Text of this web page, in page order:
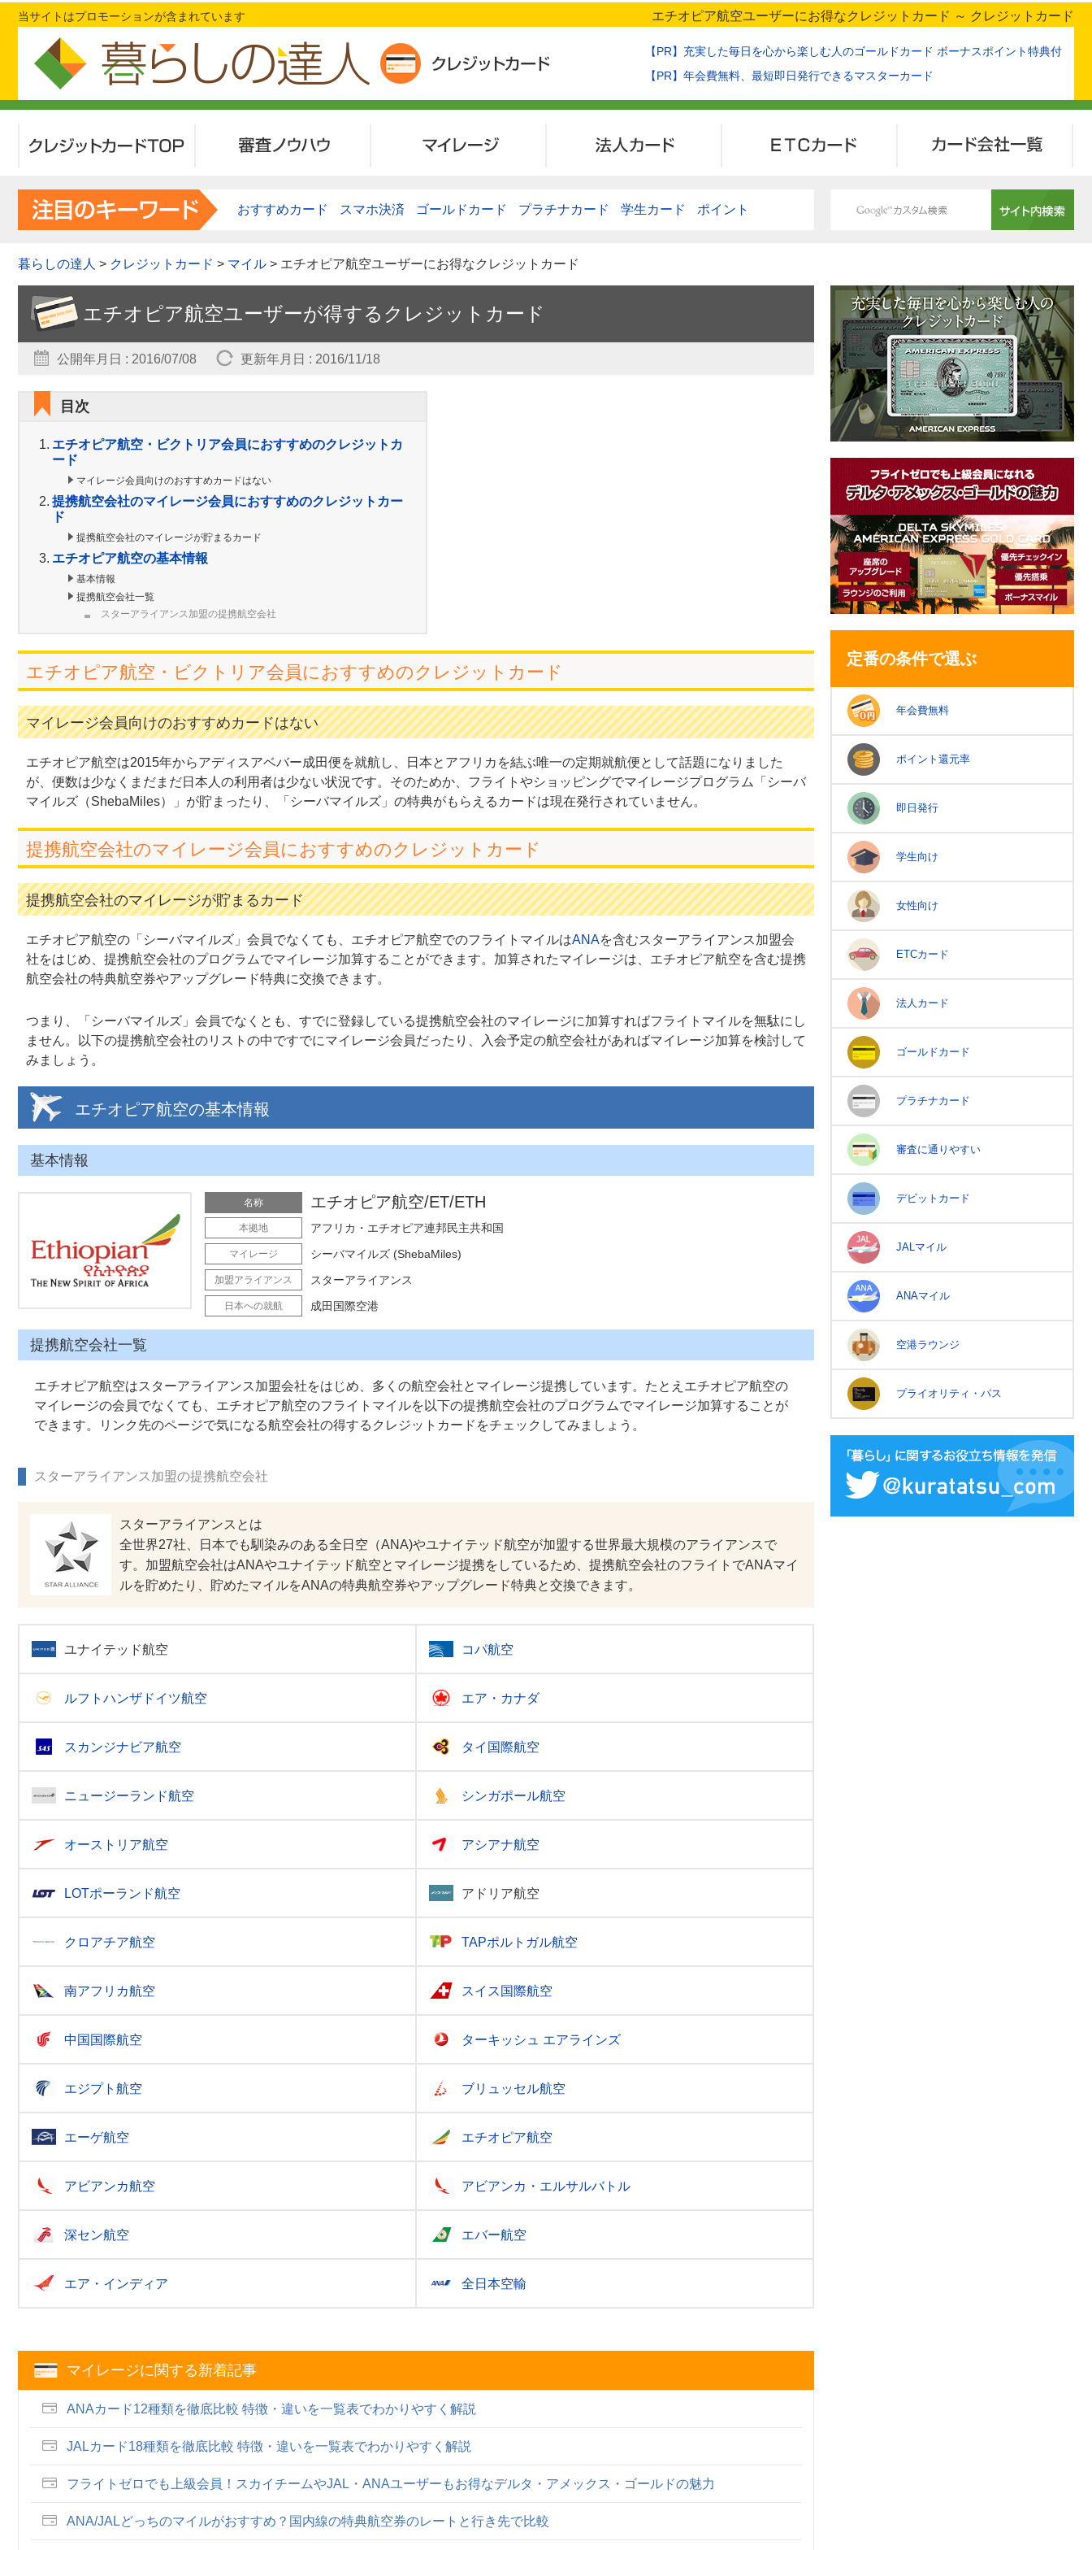
エチオピア航空ユーザーにお得なクレジットカード ～ クレジットカード
当サイトはプロモーションが含まれています
暮らしの達人 > クレジットカード > マイル > エチオピア航空ユーザーにお得なクレジットカード
エチオピア航空ユーザーが得するクレジットカード
公開年月日 : 2016/07/08 更新年月日 : 2016/11/18
目次
エチオピア航空・ビクトリア会員におすすめのクレジットカ
ード
マイレージ会員向けのおすすめカードはない
提携航空会社のマイレージ会員におすすめのクレジットカー
ド
提携航空会社のマイレージが貯まるカード
エチオピア航空の基本情報
基本情報
提携航空会社一覧
スターアライアンス加盟の提携航空会社
エチオピア航空・ビクトリア会員におすすめのクレジットカード
マイレージ会員向けのおすすめカードはない
エチオピア航空は2015年からアディスアベバー成田便を就航し、日本とアフリカを結ぶ唯一の定期就航便として話題になりました
が、便数は少なくまだまだ日本人の利用者は少ない状況です。そのためか、フライトやショッピングでマイレージプログラム「シーバ
マイルズ（ShebaMiles）」が貯まったり、「シーバマイルズ」の特典がもらえるカードは現在発行されていません。
提携航空会社のマイレージ会員におすすめのクレジットカード
提携航空会社のマイレージが貯まるカード
エチオピア航空の「シーバマイルズ」会員でなくても、エチオピア航空でのフライトマイルはANAを含むスターアライアンス加盟会
社をはじめ、提携航空会社のプログラムでマイレージ加算することができます。加算されたマイレージは、エチオピア航空を含む提携
航空会社の特典航空券やアップグレード特典に交換できます。
つまり、「シーバマイルズ」会員でなくとも、すでに登録している提携航空会社のマイレージに加算すればフライトマイルを無駄にし
ません。以下の提携航空会社のリストの中ですでにマイレージ会員だったり、入会予定の航空会社があればマイレージ加算を検討して
みましょう。
エチオピア航空の基本情報
基本情報
名称 エチオピア航空/ET/ETH
本拠地 アフリカ・エチオピア連邦民主共和国
マイレージ シーバマイルズ (ShebaMiles)
加盟アライアンス スターアライアンス
日本への就航 成田国際空港
提携航空会社一覧
エチオピア航空はスターアライアンス加盟会社をはじめ、多くの航空会社とマイレージ提携しています。たとえエチオピア航空の
マイレージの会員でなくても、エチオピア航空のフライトマイルを以下の提携航空会社のプログラムでマイレージ加算することが
できます。リンク先のページで気になる航空会社の得するクレジットカードをチェックしてみましょう。
スターアライアンス加盟の提携航空会社
スターアライアンスとは
全世界27社、日本でも馴染みのある全日空（ANA)やユナイテッド航空が加盟する世界最大規模のアライアンスで
す。加盟航空会社はANAやユナイテッド航空とマイレージ提携をしているため、提携航空会社のフライトでANAマイ
ルを貯めたり、貯めたマイルをANAの特典航空券やアップグレード特典と交換できます。
ユナイテッド航空 コパ航空
ルフトハンザドイツ航空 エア・カナダ
スカンジナビア航空 タイ国際航空
ニュージーランド航空 シンガポール航空
オーストリア航空 アシアナ航空
LOTポーランド航空 アドリア航空
クロアチア航空 TAPポルトガル航空
南アフリカ航空 スイス国際航空
中国国際航空 ターキッシュ エアラインズ
エジプト航空 ブリュッセル航空
エーゲ航空 エチオピア航空
アビアンカ航空 アビアンカ・エルサルバトル
深セン航空 エバー航空
エア・インディア 全日本空輸
マイレージに関する新着記事
ANAカード12種類を徹底比較 特徴・違いを一覧表でわかりやすく解説
JALカード18種類を徹底比較 特徴・違いを一覧表でわかりやすく解説
フライトゼロでも上級会員！スカイチームやJAL・ANAユーザーもお得なデルタ・アメックス・ゴールドの魅力
ANA/JALどっちのマイルがおすすめ？国内線の特典航空券のレートと行き先で比較
定番の条件で選ぶ
年会費無料
ポイント還元率
即日発行
学生向け
女性向け
ETCカード
法人カード
ゴールドカード
プラチナカード
審査に通りやすい
デビットカード
JALマイル
ANAマイル
空港ラウンジ
プライオリティ・パス
【PR】充実した毎日を心から楽しむ人のゴールドカード ボーナスポイント特典付
【PR】年会費無料、最短即日発行できるマスターカード
おすすめカード スマホ決済 ゴールドカード プラチナカード 学生カード ポイント